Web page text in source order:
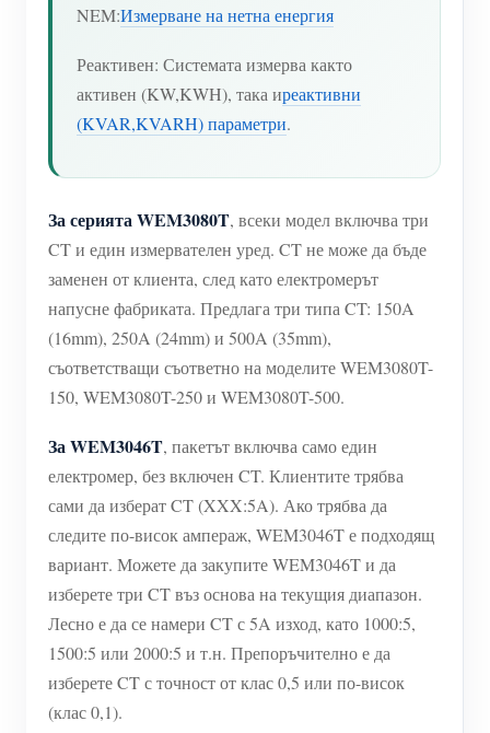
NEM:Измерване на нетна енергия
Реактивен: Системата измерва както
активен (KW,KWH), така иреактивни
(KVAR,KVARH) параметри.
За серията WEM3080T, всеки модел включва три
CT и един измервателен уред. CT не може да бъде
заменен от клиента, след като електромерът
напусне фабриката. Предлага три типа CT: 150A
(16mm), 250A (24mm) и 500A (35mm),
съответстващи съответно на моделите WEM3080T-
150, WEM3080T-250 и WEM3080T-500.
За WEM3046T, пакетът включва само един
електромер, без включен CT. Клиентите трябва
сами да изберат CT (XXX:5A). Ако трябва да
следите по-висок ампераж, WEM3046T е подходящ
вариант. Можете да закупите WEM3046T и да
изберете три CT въз основа на текущия диапазон.
Лесно е да се намери CT с 5A изход, като 1000:5,
1500:5 или 2000:5 и т.н. Препоръчително е да
изберете CT с точност от клас 0,5 или по-висок
(клас 0,1).